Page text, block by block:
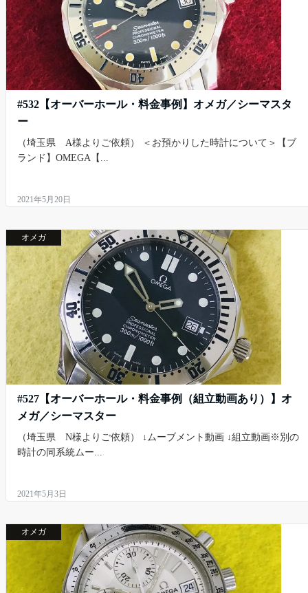
#532【オーバーホール・料金事例】オメガ／シーマスタ
ー
（埼玉県 A様よりご依頼） ＜お預かりした時計について＞【ブ
ランド】OMEGA【...
2021年5月20日
オメガ
#527【オーバーホール・料金事例（組立動画あり）】オ
メガ／シーマスター
（埼玉県 N様よりご依頼） ↓ムーブメント動画 ↓組立動画※別の
時計の同系統ムー...
2021年5月3日
オメガ